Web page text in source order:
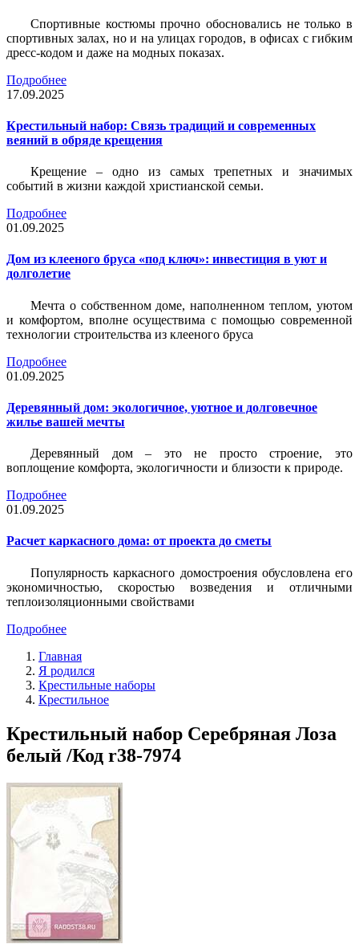
Спортивные костюмы прочно обосновались не только в
спортивных залах, но и на улицах городов, в офисах с гибким
дресс-кодом и даже на модных показах.
Подробнее
17.09.2025
Крестильный набор: Связь традиций и современных
веяний в обряде крещения
Крещение – одно из самых трепетных и значимых
событий в жизни каждой христианской семьи.
Подробнее
01.09.2025
Дом из клееного бруса «под ключ»: инвестиция в уют и
долголетие
Мечта о собственном доме, наполненном теплом, уютом
и комфортом, вполне осуществима с помощью современной
технологии строительства из клееного бруса
Подробнее
01.09.2025
Деревянный дом: экологичное, уютное и долговечное
жилье вашей мечты
Деревянный дом – это не просто строение, это
воплощение комфорта, экологичности и близости к природе.
Подробнее
01.09.2025
Расчет каркасного дома: от проекта до сметы
Популярность каркасного домостроения обусловлена его
экономичностью, скоростью возведения и отличными
теплоизоляционными свойствами
Подробнее
Главная
Я родился
Крестильные наборы
Крестильное
Крестильный набор Серебряная Лоза
белый /Код r38-7974